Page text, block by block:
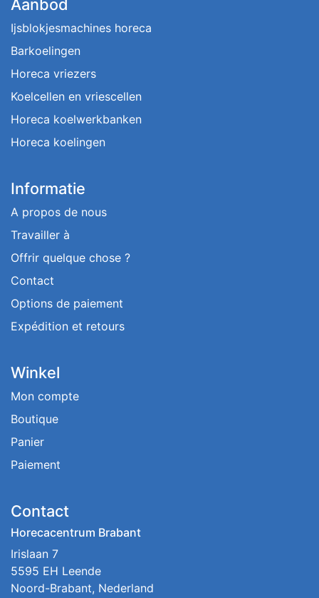
Aanbod
Ijsblokjesmachines horeca
Barkoelingen
Horeca vriezers
Koelcellen en vriescellen
Horeca koelwerkbanken
Horeca koelingen
Informatie
A propos de nous
Travailler à
Offrir quelque chose ?
Contact
Options de paiement
Expédition et retours
Winkel
Mon compte
Boutique
Panier
Paiement
Contact
Horecacentrum Brabant
Irislaan 7
5595 EH Leende
Noord-Brabant, Nederland